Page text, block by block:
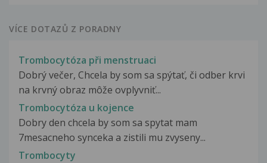
VÍCE DOTAZŮ Z PORADNY
Trombocytóza při menstruaci
Dobrý večer, Chcela by som sa spýtať, či odber krvi
na krvný obraz môže ovplyvniť...
Trombocytóza u kojence
Dobry den chcela by som sa spytat mam
7mesacneho synceka a zistili mu zvyseny...
Trombocyty